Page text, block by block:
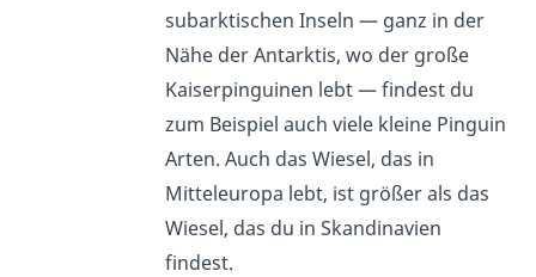
subarktischen Inseln — ganz in der
Nähe der Antarktis, wo der große
Kaiserpinguinen lebt — findest du
zum Beispiel auch viele kleine Pinguin
Arten. Auch das Wiesel, das in
Mitteleuropa lebt, ist größer als das
Wiesel, das du in Skandinavien
findest.